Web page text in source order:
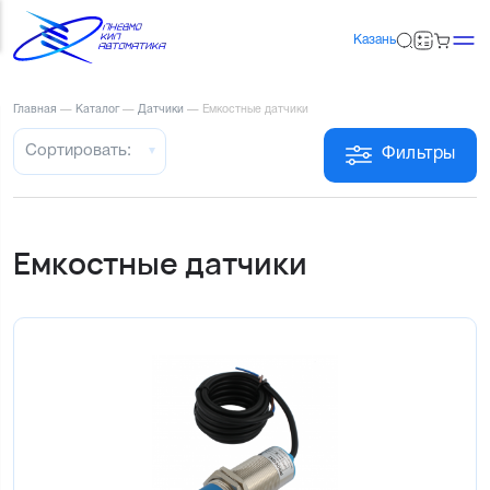
Казань
Главная — Каталог — Датчики — Емкостные датчики
Фильтры
Сортировать:
Емкостные датчики